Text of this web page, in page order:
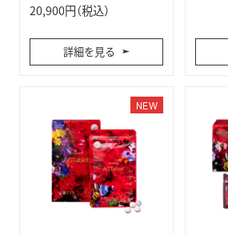
20,900円（税込）
詳細を見る
NEW